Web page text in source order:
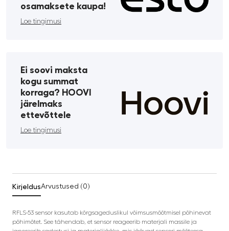
osamaksete kaupa!
Loe tingimusi
Ei soovi maksta
kogu summat
korraga? HOOVI
järelmaks
ettevõttele
Loe tingimusi
KirjeldusArvustused (0)
RFLS-53 sensor kasutab kõrgsageduslikul võimsusmõõtmisel põhinevat
põhimõtet. See tähendab, et sensor reageerib materjali massile ja